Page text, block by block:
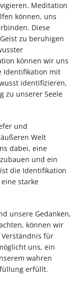
Meditation
können, uns
Diese
zu beruhigen
können wir uns
Identifikation mit
identifizieren,
zu unserer Seele
und
Welt
dabei, eine
und ein
die Identifikation
starke
unsere Gedanken,
können wir
für
uns, ein
wahren
erfüllt.